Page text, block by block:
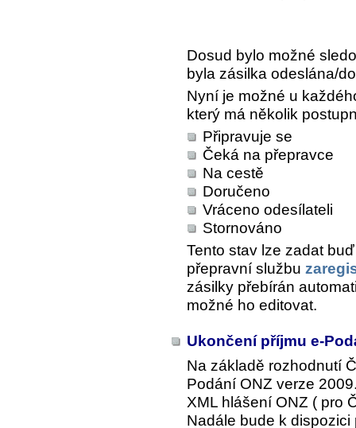
Dosud bylo možné
byla zásilka odeslána/
Nyní je možné u
který má několik
Připravuje se
Čeká na přepravce
Na cestě
Doručeno
Vráceno odesílateli
Stornováno
Tento stav lze zadat
přepravní službu
zásilky přebírán
možné ho editovat.
Ukončení příjmu e-
Na základě rozhodnutí
Podání ONZ verze
XML hlášení ONZ ( pro
Nadále bude k